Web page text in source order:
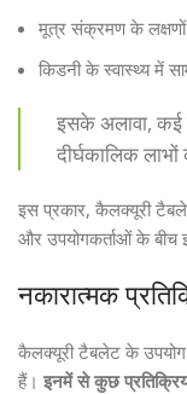
मूत्र संक्रमण के
किडनी के स्वास्थ्य में
इसके अलावा, कई
दीर्घकालिक लाभों
इस प्रकार, कैलक्यूरी
और उपयोगकर्ताओं के बीच
नकारात्मक
कैलक्यूरी टैबलेट के उपयोग
हैं। इनमें से कुछ